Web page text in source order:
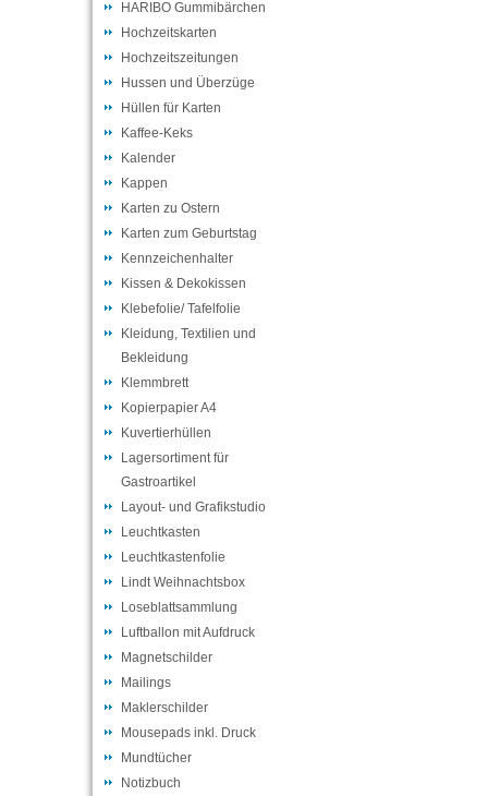
HARIBO Gummibärchen
Hochzeitskarten
Hochzeitszeitungen
Hussen und Überzüge
Hüllen für Karten
Kaffee-Keks
Kalender
Kappen
Karten zu Ostern
Karten zum Geburtstag
Kennzeichenhalter
Kissen & Dekokissen
Klebefolie/ Tafelfolie
Kleidung, Textilien und
Bekleidung
Klemmbrett
Kopierpapier A4
Kuvertierhüllen
Lagersortiment für
Gastroartikel
Layout- und Grafikstudio
Leuchtkasten
Leuchtkastenfolie
Lindt Weihnachtsbox
Loseblattsammlung
Luftballon mit Aufdruck
Magnetschilder
Mailings
Maklerschilder
Mousepads inkl. Druck
Mundtücher
Notizbuch